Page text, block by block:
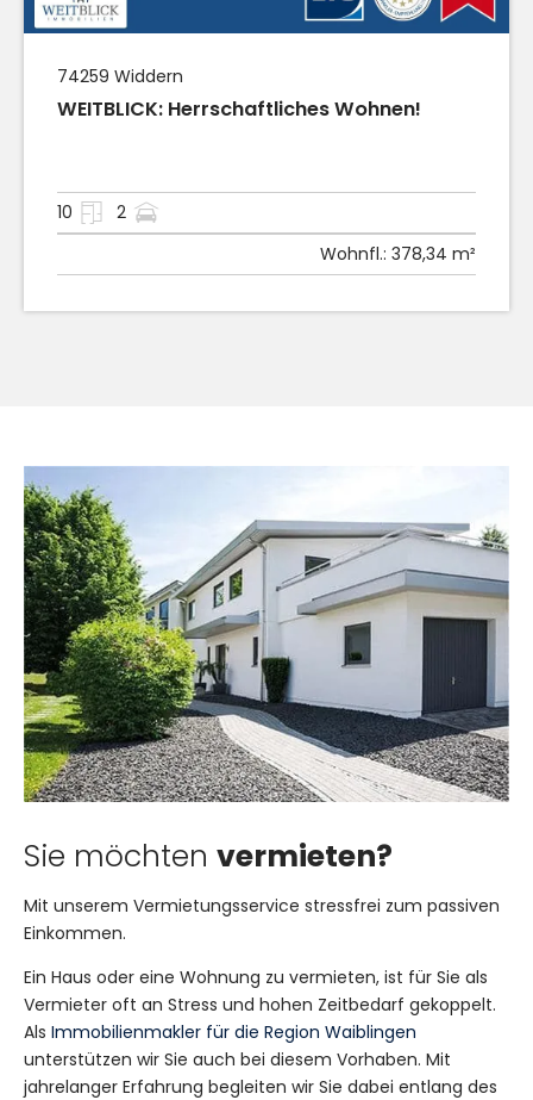
74259 Widdern
WEITBLICK: Herrschaftliches Wohnen!
10
2
Wohnfl.: 378,34 m²
Sie möchten vermieten?
Mit unserem Vermietungsservice stressfrei zum passiven
Einkommen.
Ein Haus oder eine Wohnung zu vermieten, ist für Sie als
Vermieter oft an Stress und hohen Zeitbedarf gekoppelt.
Als Immobilienmakler für die Region Waiblingen
unterstützen wir Sie auch bei diesem Vorhaben. Mit
jahrelanger Erfahrung begleiten wir Sie dabei entlang des